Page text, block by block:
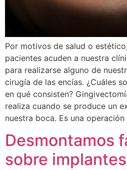
Por motivos de salud o
pacientes acuden a nuestra
para realizarse alguno de
cirugía de las encías. ¿Cuáles
en qué consisten?
realiza cuando se produce un
nuestra boca. Es una
Desmontamos
sobre